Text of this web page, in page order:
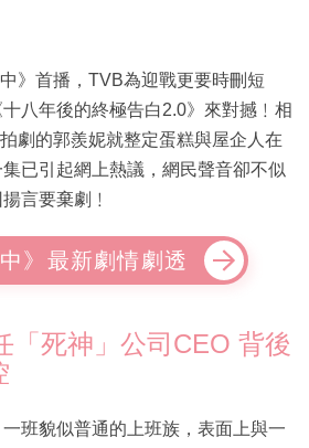
》首播，TVB為迎戰更要時刪短
十八年後的終極告白2.0》來對撼﹗相
劇的郭羨妮就整定蛋糕與屋企人在
已引起網上熱議，網民聲音卻不似
言要棄劇﹗
》最新劇情劇透
「死神」公司CEO 背後
班貌似普通的上班族，表面上與一